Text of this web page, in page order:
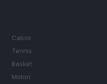
Calcio
Tennis
Basket
Motori